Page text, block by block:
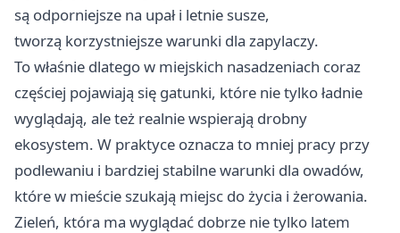
są odporniejsze na upał i letnie susze,
tworzą korzystniejsze warunki dla zapylaczy.
To właśnie dlatego w miejskich nasadzeniach coraz
częściej pojawiają się gatunki, które nie tylko ładnie
wyglądają, ale też realnie wspierają drobny
ekosystem. W praktyce oznacza to mniej pracy przy
podlewaniu i bardziej stabilne warunki dla owadów,
które w mieście szukają miejsc do życia i żerowania.
Zieleń, która ma wyglądać dobrze nie tylko latem